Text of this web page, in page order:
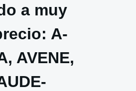
a muy
A-
AVENE,